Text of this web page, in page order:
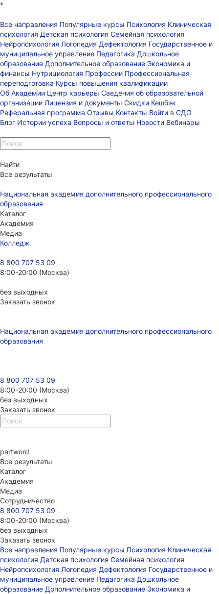
*
Все направления Популярные курсы Психология Клиническая
психология Детская психология Семейная психология
Нейропсихология Логопедия Дефектология Государственное и
муниципальное управление Педагогика Дошкольное
образование Дополнительное образование Экономика и
финансы Нутрициология Профессии Профессиональная
переподготовка Курсы повышения квалификации
Об Академии Центр карьеры Сведения об образовательной
организации Лицензия и документы Скидки Кешбэк
Реферальная программа Отзывы Контакты Войти в СДО
Блог Истории успеха Вопросы и ответы Новости Вебинары
Найти
Все результаты
Национальная академия дополнительного профессионального
образования
Каталог
Академия
Медиа
Колледж
8 800 707 53 09
8:00-20:00 (Москва)
без выходных
Заказать звонок
Национальная академия дополнительного профессионального
образования
8 800 707 53 09
8:00-20:00 (Москва)
без выходных
Заказать звонок
partword
Все результаты
Каталог
Академия
Медиа
Сотрудничество
8 800 707 53 09
8:00-20:00 (Москва)
без выходных
Заказать звонок
Все направления Популярные курсы Психология Клиническая
психология Детская психология Семейная психология
Нейропсихология Логопедия Дефектология Государственное и
муниципальное управление Педагогика Дошкольное
образование Дополнительное образование Экономика и